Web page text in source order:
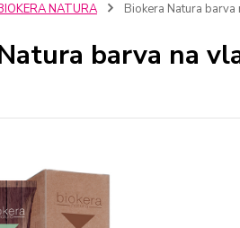
NATURA Biokera Natura
barva na